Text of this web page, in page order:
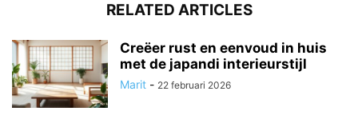
RELATED ARTICLES
Creëer rust en eenvoud in huis
met de japandi interieurstijl
Marit - 22 februari 2026